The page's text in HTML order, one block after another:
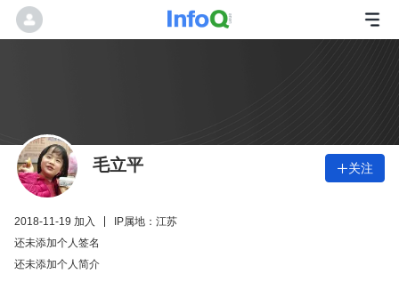
毛立平 关注
2018-11-19 加入
IP属地：江苏
还未添加个人签名
还未添加个人简介